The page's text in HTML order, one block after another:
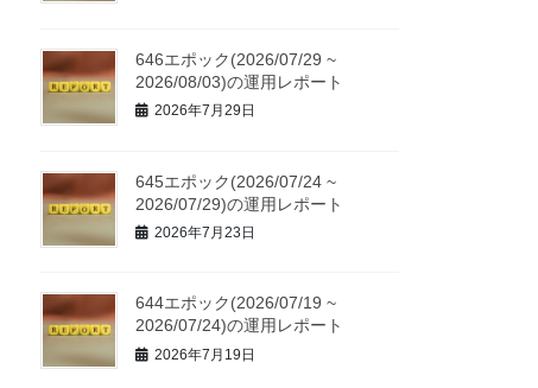
646エポック(2026/07/29 ~
2026/08/03)の運用レポート
2026年7月29日
645エポック(2026/07/24 ~
2026/07/29)の運用レポート
2026年7月23日
644エポック(2026/07/19 ~
2026/07/24)の運用レポート
2026年7月19日